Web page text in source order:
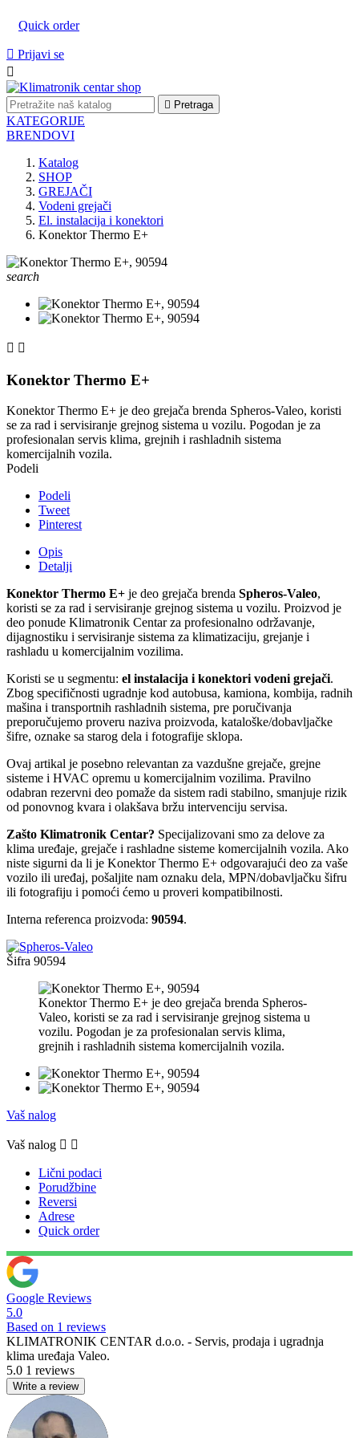
Quick order
 Prijavi se

 Pretraga
KATEGORIJE
BRENDOVI
Katalog
SHOP
GREJAČI
Vodeni grejači
El. instalacija i konektori
Konektor Thermo E+
search
 
Konektor Thermo E+
Konektor Thermo E+ je deo grejača brenda Spheros-Valeo, koristi
se za rad i servisiranje grejnog sistema u vozilu. Pogodan je za
profesionalan servis klima, grejnih i rashladnih sistema
komercijalnih vozila.
Podeli
Podeli
Tweet
Pinterest
Opis
Detalji
Konektor Thermo E+ je deo grejača brenda Spheros-Valeo,
koristi se za rad i servisiranje grejnog sistema u vozilu. Proizvod je
deo ponude Klimatronik Centar za profesionalno održavanje,
dijagnostiku i servisiranje sistema za klimatizaciju, grejanje i
rashladu u komercijalnim vozilima.
Koristi se u segmentu: el instalacija i konektori vodeni grejači.
Zbog specifičnosti ugradnje kod autobusa, kamiona, kombija, radnih
mašina i transportnih rashladnih sistema, pre poručivanja
preporučujemo proveru naziva proizvoda, kataloške/dobavljačke
šifre, oznake sa starog dela i fotografije sklopa.
Ovaj artikal je posebno relevantan za vazdušne grejače, grejne
sisteme i HVAC opremu u komercijalnim vozilima. Pravilno
odabran rezervni deo pomaže da sistem radi stabilno, smanjuje rizik
od ponovnog kvara i olakšava bržu intervenciju servisa.
Zašto Klimatronik Centar? Specijalizovani smo za delove za
klima uređaje, grejače i rashladne sisteme komercijalnih vozila. Ako
niste sigurni da li je Konektor Thermo E+ odgovarajući deo za vaše
vozilo ili uređaj, pošaljite nam oznaku dela, MPN/dobavljačku šifru
ili fotografiju i pomoći ćemo u proveri kompatibilnosti.
Interna referenca proizvoda: 90594.
Šifra 90594
Konektor Thermo E+ je deo grejača brenda Spheros-
Valeo, koristi se za rad i servisiranje grejnog sistema u
vozilu. Pogodan je za profesionalan servis klima,
grejnih i rashladnih sistema komercijalnih vozila.
Vaš nalog
Vaš nalog  
Lični podaci
Porudžbine
Reversi
Adrese
Quick order
Google Reviews
5.0
Based on 1 reviews
KLIMATRONIK CENTAR d.o.o. - Servis, prodaja i ugradnja
klima uređaja Valeo.
5.0 1 reviews
Write a review